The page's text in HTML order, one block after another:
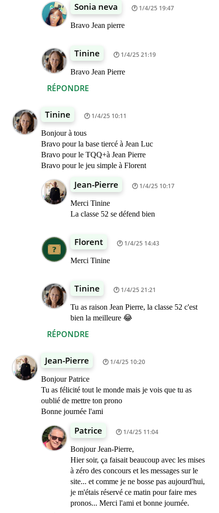
RÉPONDRE
Sonia neva 1/4/25 19:47
Bravo Jean pierre
Tinine 1/4/25 21:19
Bravo Jean Pierre
Tinine 1/4/25 10:11
Bonjour à tous
Bravo pour la base tiercé à Jean Luc
Bravo pour le TQQ+à Jean Pierre
Bravo pour le jeu simple à Florent
RÉPONDRE
Jean-Pierre 1/4/25 10:17
Merci Tinine
La classe 52 se défend bien
Florent 1/4/25 14:43
Merci Tinine
Tinine 1/4/25 21:21
Tu as raison Jean Pierre, la classe 52 c'est
bien la meilleure 😂
Jean-Pierre 1/4/25 10:20
Bonjour Patrice
Tu as félicité tout le monde mais je vois que tu as
oublié de mettre ton prono
Bonne journée l'ami
Patrice 1/4/25 11:04
Bonjour Jean-Pierre,
Hier soir, ça faisait beaucoup avec les mises
à zéro des concours et les messages sur le
site... et comme je ne bosse pas aujourd'hui,
je m'étais réservé ce matin pour faire mes
pronos... Merci l'ami et bonne journée.